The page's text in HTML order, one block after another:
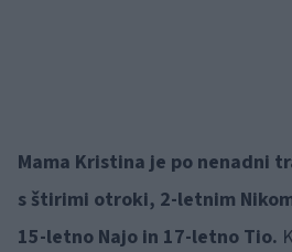
Mama Kristina je po nenadni
s štirimi otroki, 2-letnim
15-letno Najo in 17-letno Tio.